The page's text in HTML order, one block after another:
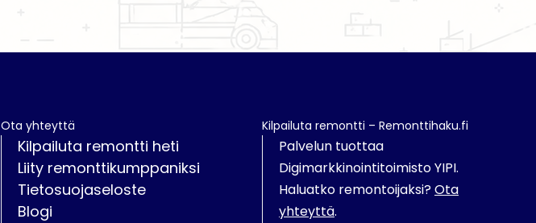
Ota yhteyttä
Kilpailuta remontti heti
Liity remonttikumppaniksi
Tietosuojaseloste
Blogi
Kilpailuta remontti – Remonttihaku.fi
Palvelun tuottaa
Digimarkkinointitoimisto YIPI.
Haluatko remontoijaksi?Ota
yhteyttä.